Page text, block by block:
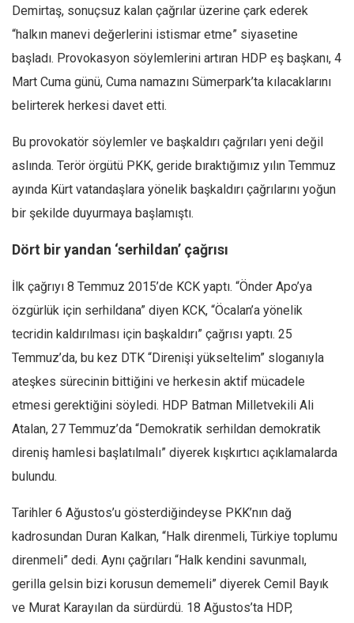
Gıda-Beslenme
Hayat
Türkiye
Siyaset
Avrupa
Asya
Afrika
İslam Dünyası
Amerika
Düşünce
Dosyalar
Demirtaş, sonuçsuz kalan çağrılar üzerine çark ederek
“halkın manevi değerlerini istismar etme” siyasetine
başladı. Provokasyon söylemlerini artıran HDP eş başkanı, 4
Mart Cuma günü, Cuma namazını Sümerpark’ta kılacaklarını
belirterek herkesi davet etti.
Bu provokatör söylemler ve başkaldırı çağrıları yeni değil
aslında. Terör örgütü PKK, geride bıraktığımız yılın Temmuz
ayında Kürt vatandaşlara yönelik başkaldırı çağrılarını yoğun
bir şekilde duyurmaya başlamıştı.
Dört bir yandan ‘serhildan’ çağrısı
İlk çağrıyı 8 Temmuz 2015’de KCK yaptı. “Önder Apo’ya
özgürlük için serhildana” diyen KCK, “Öcalan’a yönelik
tecridin kaldırılması için başkaldırı” çağrısı yaptı. 25
Temmuz’da, bu kez DTK “Direnişi yükseltelim” sloganıyla
ateşkes sürecinin bittiğini ve herkesin aktif mücadele
etmesi gerektiğini söyledi. HDP Batman Milletvekili Ali
Atalan, 27 Temmuz’da “Demokratik serhildan demokratik
direniş hamlesi başlatılmalı” diyerek kışkırtıcı açıklamalarda
bulundu.
Tarihler 6 Ağustos’u gösterdiğindeyse PKK’nın dağ
kadrosundan Duran Kalkan, “Halk direnmeli, Türkiye toplumu
direnmeli” dedi. Aynı çağrıları “Halk kendini savunmalı,
gerilla gelsin bizi korusun dememeli” diyerek Cemil Bayık
ve Murat Karayılan da sürdürdü. 18 Ağustos’ta HDP,